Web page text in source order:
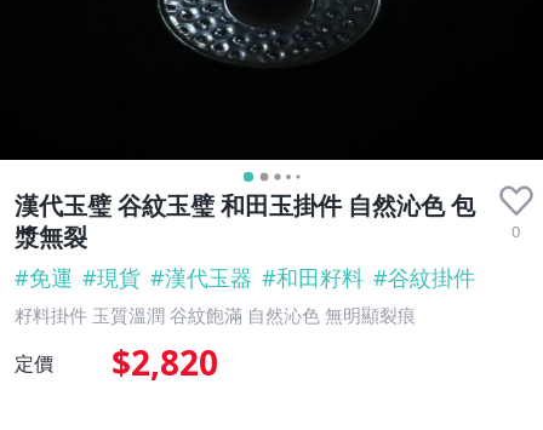
漢代玉璧 谷紋玉璧 和田玉掛件 自然沁色 包
漿無裂
0
#免運 #現貨 #漢代玉器 #和田籽料 #谷紋掛件
籽料掛件 玉質溫潤 谷紋飽滿 自然沁色 無明顯裂痕
定價 $2,820